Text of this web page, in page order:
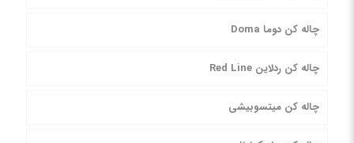
چاله کن دوما Doma
چاله کن ردلاین Red Line
چاله کن میتسوبیشی